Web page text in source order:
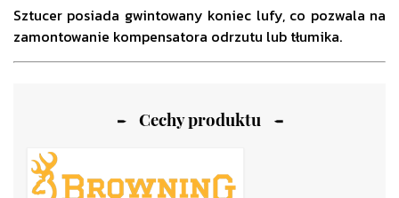
Cechy produktu
Sztucer posiada gwintowany koniec lufy, co pozwala na
zamontowanie kompensatora odrzutu lub tłumika.